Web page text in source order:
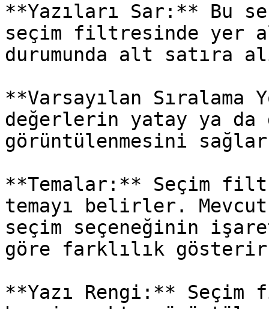
**Yazıları Sar:** Bu
seçim filtresinde yer
durumunda alt satıra
**Varsayılan
değerlerin yatay ya da
görüntülenmesini
**Temalar:** Seçim
temayı belirler.
seçim seçeneğinin
göre farklılık
**Yazı Rengi:**